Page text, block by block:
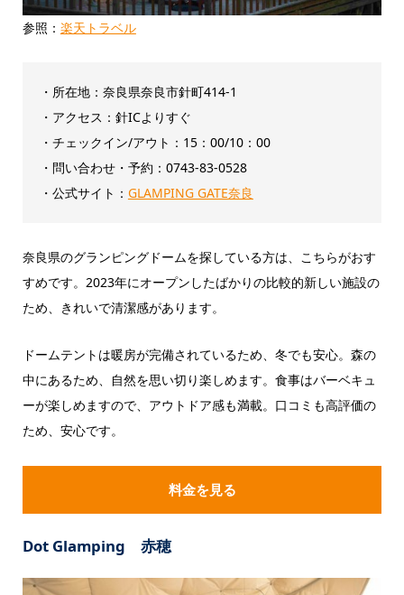
参照： 楽天トラベル
・所在地：奈良県奈良市針町414-1
・アクセス：針ICよりすぐ
・チェックイン/アウト：‎15：00/10：00
・問い合わせ・予約：0743-83-0528
・公式サイト： GLAMPING GATE奈良
奈良県のグランピングドームを探している方は、こちらがおす
すめです。2023年にオープンしたばかりの比較的新しい施設の
ため、きれいで清潔感があります。
ドームテントは暖房が完備されているため、冬でも安心。森の
中にあるため、自然を思い切り楽しめます。食事はバーベキュ
ーが楽しめますので、アウトドア感も満載。口コミも高評価の
ため、安心です。
料金を見る
Dot Glamping 赤穂